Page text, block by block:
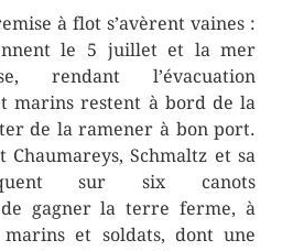
à flot s’avèrent vaines :
le 5 juillet et la mer
rendant l’évacuation
marins restent à bord de la
de la ramener à bon port.
Chaumareys, Schmaltz et sa
sur six canots
gagner la terre ferme, à
et soldats, dont une